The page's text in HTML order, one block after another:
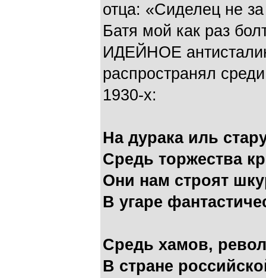
отца: «Сиделец не
Батя мой как раз
ИДЕЙНОЕ
распространял
1930-х:
На дурака иль
Средь торжества
Они нам строят
В угаре
Средь хамов,
В стране